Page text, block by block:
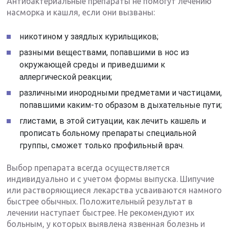
насморка и кашля, если они вызваны:
никотином у заядлых курильщиков;
разными веществами, попавшими в нос из
окружающей среды и приведшими к
аллергической реакции;
различными инородными предметами и частицами,
попавшими каким-то образом в дыхательные пути;
глистами, в этой ситуации, как лечить кашель и
прописать больному препараты специальной
группы, сможет только профильный врач.
Выбор препарата всегда осуществляется
индивидуально и с учетом формы выпуска. Шипучие
или растворяющиеся лекарства усваиваются намного
быстрее обычных. Положительный результат в
лечении наступает быстрее. Не рекомендуют их
больным, у которых выявлена язвенная болезнь и